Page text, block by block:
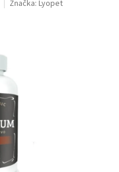
Značka: Lyopet